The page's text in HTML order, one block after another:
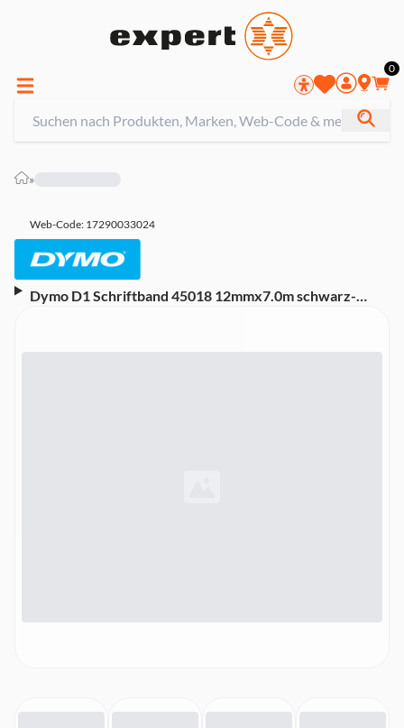
0
»
Web-Code: 17290033024
Dymo D1 Schriftband 45018 12mmx7.0m schwarz-